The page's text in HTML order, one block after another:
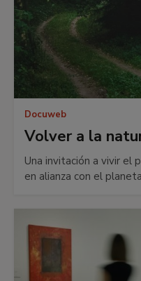
Docuweb
Volver a la
Una invitación a vivir el
en alianza con el